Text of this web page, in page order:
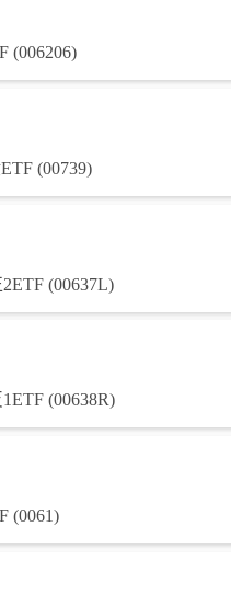
(006206)
(00739)
(00637L)
(00638R)
(0061)